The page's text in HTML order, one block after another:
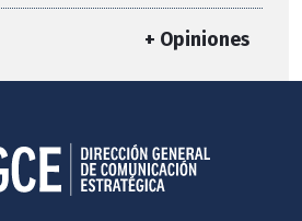
+ Opiniones